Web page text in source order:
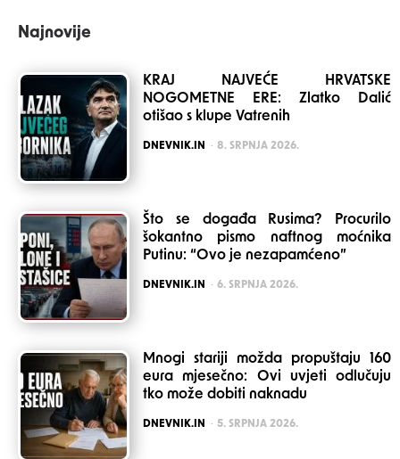
Najnovije
KRAJ NAJVEĆE HRVATSKE
NOGOMETNE ERE: Zlatko Dalić
otišao s klupe Vatrenih
POSTED
DNEVNIK.IN 8. SRPNJA 2026.
Što se događa Rusima? Procurilo
šokantno pismo naftnog moćnika
Putinu: “Ovo je nezapamćeno”
POSTED
DNEVNIK.IN 6. SRPNJA 2026.
Mnogi stariji možda propuštaju 160
eura mjesečno: Ovi uvjeti odlučuju
tko može dobiti naknadu
POSTED
DNEVNIK.IN 5. SRPNJA 2026.